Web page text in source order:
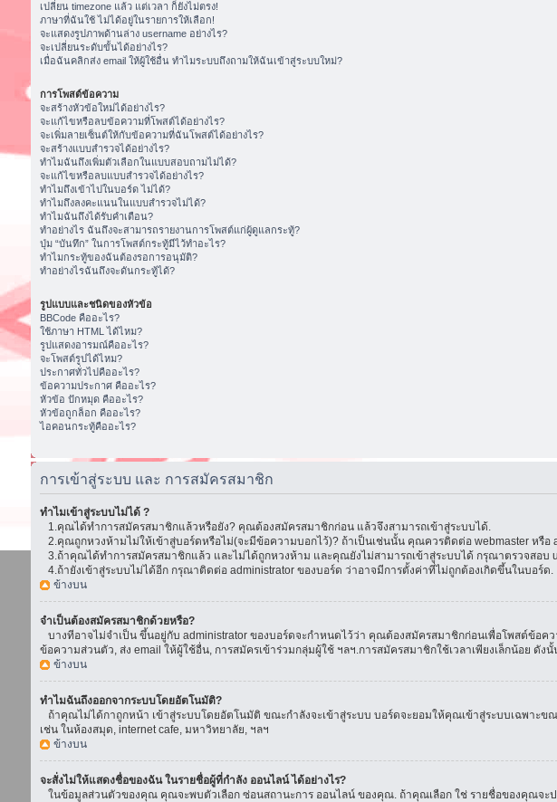
เปลี่ยน timezone แล้ว แต่เวลา ก็ยังไม่ตรง!
ภาษาที่ฉันใช้ ไม่ได้อยู่ในรายการให้เลือก!
จะแสดงรูปภาพด้านล่าง username อย่างไร?
จะเปลี่ยนระดับขั้นได้อย่างไร?
เมื่อฉันคลิกส่ง email ให้ผู้ใช้อื่น ทำไมระบบถึงถามให้ฉันเข้าสู่ระบบใหม่?
การโพสต์ข้อความ
จะสร้างหัวข้อใหม่ได้อย่างไร?
จะแก้ไขหรือลบข้อความที่โพสต์ได้อย่างไร?
จะเพิ่มลายเซ็นต์ให้กับข้อความที่ฉันโพสต์ได้อย่างไร?
จะสร้างแบบสำรวจได้อย่างไร?
ทำไมฉันถึงเพิ่มตัวเลือกในแบบสอบถามไม่ได้?
จะแก้ไขหรือลบแบบสำรวจได้อย่างไร?
ทำไมถึงเข้าไปในบอร์ด ไม่ได้?
ทำไมถึงลงคะแนนในแบบสำรวจไม่ได้?
ทำไมฉันถึงได้รับคำเตือน?
ทำอย่างไร ฉันถึงจะสามารถรายงานการโพสต์แก่ผู้ดูแลกระทู้?
ปุ่ม “บันทึก” ในการโพสต์กระทู้มีไว้ทำอะไร?
ทำไมกระทู้ของฉันต้องรอการอนุมัติ?
ทำอย่างไรฉันถึงจะดันกระทู้ได้?
รูปแบบและชนิดของหัวข้อ
BBCode คืออะไร?
ใช้ภาษา HTML ได้ไหม?
รูปแสดงอารมณ์คืออะไร?
จะโพสต์รูปได้ไหม?
ประกาศทั่วไปคืออะไร?
ข้อความประกาศ คืออะไร?
หัวข้อ ปักหมุด คืออะไร?
หัวข้อถูกล็อก คืออะไร?
ไอคอนกระทู้คืออะไร?
การเข้าสู่ระบบ และ การสมัครสมาชิก
ทำไมเข้าสู่ระบบไม่ได้ ?
1.คุณได้ทำการสมัครสมาชิกแล้วหรือยัง? คุณต้องสมัครสมาชิกก่อน แล้วจึงสามารถเข้าสู่ระบบได้.
2.คุณถูกหวงห้ามไม่ให้เข้าสู่บอร์ดหรือไม่(จะมีข้อความบอกไว้)? ถ้าเป็นเช่นนั้น คุณควรติดต่อ webmaster หรือ
3.ถ้าคุณได้ทำการสมัครสมาชิกแล้ว และไม่ได้ถูกหวงห้าม และคุณยังไม่สามารถเข้าสู่ระบบได้ กรุณาตรวจสอบ
4.ถ้ายังเข้าสู่ระบบไม่ได้อีก กรุณาติดต่อ administrator ของบอร์ด ว่าอาจมีการตั้งค่าที่ไม่ถูกต้องเกิดขึ้นในบอร์ด.
ข้างบน
จำเป็นต้องสมัครสมาชิกด้วยหรือ?
บางทีอาจไม่จำเป็น ขึ้นอยู่กับ administrator ของบอร์ดจะกำหนดไว้ว่า คุณต้องสมัครสมาชิกก่อนเพื่อโพสต์ข้อ
ข้อความส่วนตัว, ส่ง email ให้ผู้ใช้อื่น, การสมัครเข้าร่วมกลุ่มผู้ใช้ ฯลฯ.การสมัครสมาชิกใช้เวลาเพียงเล็กน้อย ดั
ข้างบน
ทำไมฉันถึงออกจากระบบโดยอัตโนมัติ?
ถ้าคุณไม่ได้กาถูกหน้า เข้าสู่ระบบโดยอัตโนมัติ ขณะกำลังจะเข้าสู่ระบบ บอร์ดจะยอมให้คุณเข้าสู่ระบบเฉพา
เช่น ในห้องสมุด, internet cafe, มหาวิทยาลัย, ฯลฯ
ข้างบน
จะสั่งไม่ให้แสดงชื่อของฉัน ในรายชื่อผู้ที่กำลัง ออนไลน์ ได้อย่างไร?
ในข้อมูลส่วนตัวของคุณ คุณจะพบตัวเลือก ซ่อนสถานะการ ออนไลน์ ของคุณ. ถ้าคุณเลือก ใช่ รายชื่อของคุณจะ